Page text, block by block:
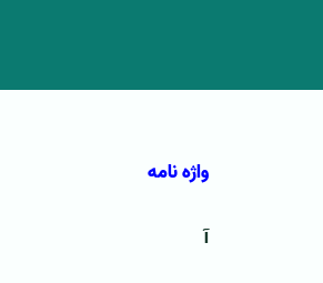
واژه نامه
آ